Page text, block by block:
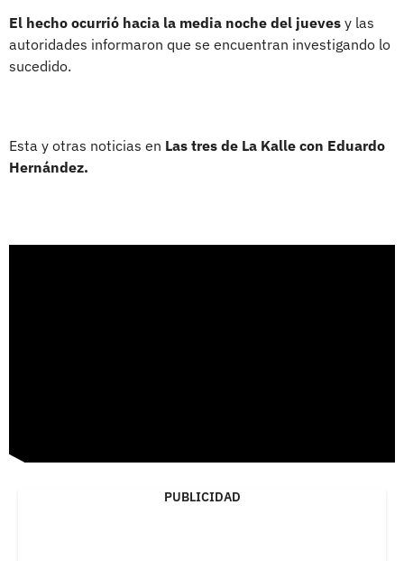
El hecho ocurrió hacia la media noche del jueves y las
autoridades informaron que se encuentran investigando lo
sucedido.
Esta y otras noticias en Las tres de La Kalle con Eduardo
Hernández.
PUBLICIDAD